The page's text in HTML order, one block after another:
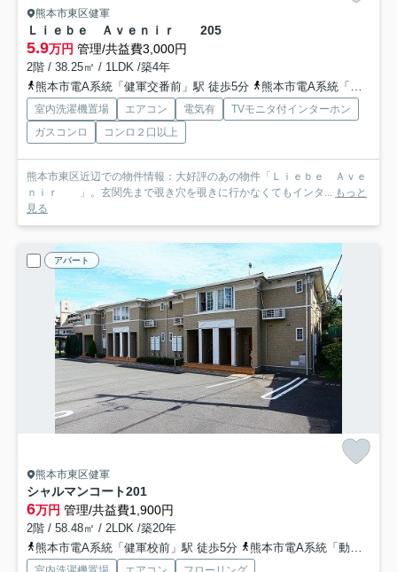
熊本市東区健軍
Ｌｉｅｂｅ Ａｖｅｎｉｒ 205
5.9万円 管理/共益費3,000円
2階 / 38.25㎡ / 1LDK /築4年
熊本市電A系統「健軍交番前」駅 徒歩5分
熊本市電A系統「動植物園入口」駅 徒歩6分
室内洗濯機置場 エアコン 電気有
TVモニタ付インターホン
ガスコンロ
コンロ２口以上
熊本市東区近辺での物件情報：大好評のあの物件「Ｌｉｅｂｅ Ａｖｅ
ｎｉｒ 」。玄関先まで覗き穴を覗きに行かなくてもインタ... もっと
見る
アパート
熊本市東区健軍
シャルマンコート201
6万円 管理/共益費1,900円
2階 / 58.48㎡ / 2LDK /築20年
熊本市電A系統「健軍校前」駅 徒歩5分
熊本市電A系統「動植物園入口」駅 徒歩7分